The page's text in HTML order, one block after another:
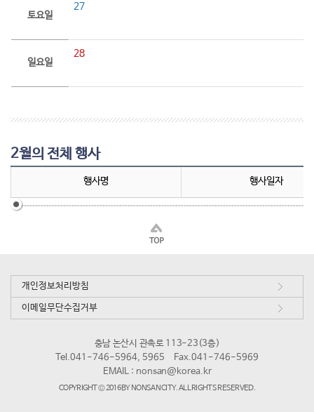
토요일
27
일요일
28
2월의 전체 행사
행사명 행사일자
개인정보처리방침
이메일무단수집거부
충남 논산시 관촉로 113-23(3층)
Tel.041-746-5964, 5965
Fax.041-746-5969
EMAIL : nonsan@korea.kr
COPYRIGHT © 2016 BY NONSAN CITY. ALL RIGHTS RESERVED.